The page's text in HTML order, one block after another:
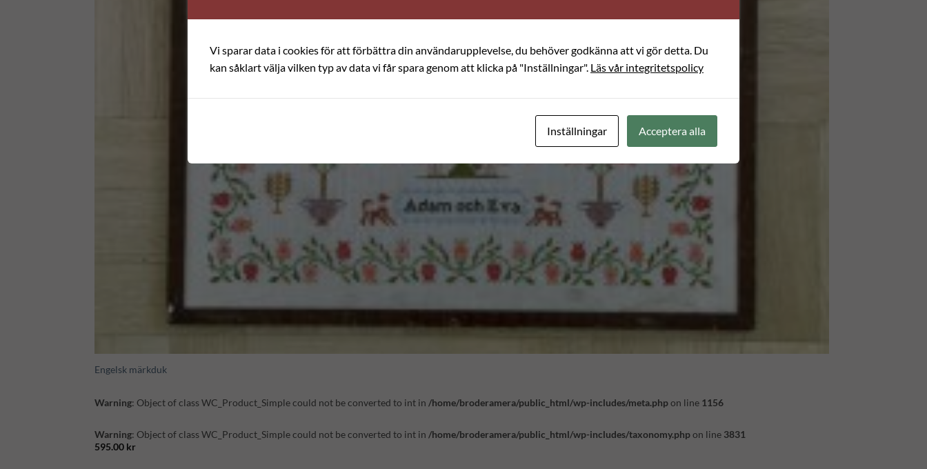
Engelsk märkduk
Warning: Object of class WC_Product_Simple could not be converted to int in /home/broderamera/public_html/wp-includes/meta.phpon line 1156
Warning: Object of class WC_Product_Simple could not be converted to int in /home/broderamera/public_html/wp-includes/taxonomy.phpon line 3831
595.00 kr
Vi sparar data i cookies för att förbättra din användarupplevelse, du behöver godkänna att vi gör detta. Du
kan såklart välja vilken typ av data vi får spara genom att klicka på "Inställningar". Läs vår integritetspolicy
Inställningar Acceptera alla